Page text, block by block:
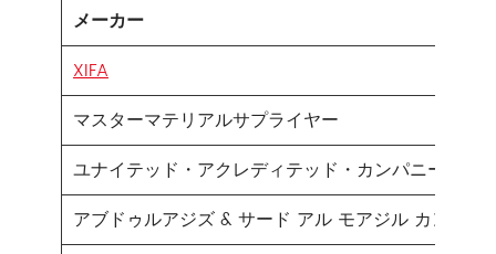
メーカー
XIFA
マスターマテリアルサプライヤー
ユナイテッド・アクレディテッド・カンパニー（
アブドゥルアジズ & サード アル モアジル カンパニ